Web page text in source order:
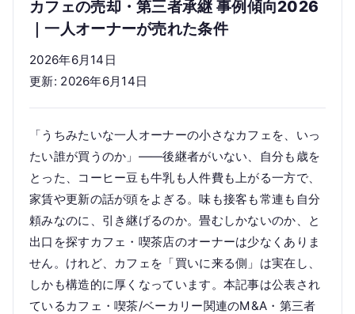
カフェの売却・第三者承継 事例傾向2026
｜一人オーナーが売れた条件
2026年6月14日
更新: 2026年6月14日
「うちみたいな一人オーナーの小さなカフェを、いっ
たい誰が買うのか」——後継者がいない、自分も歳を
とった、コーヒー豆も牛乳も人件費も上がる一方で、
家賃や更新の話が頭をよぎる。味も接客も常連も自分
頼みなのに、引き継げるのか。畳むしかないのか、と
出口を探すカフェ・喫茶店のオーナーは少なくありま
せん。けれど、カフェを「買いに来る側」は実在し、
しかも構造的に厚くなっています。本記事は公表され
ているカフェ・喫茶/ベーカリー関連のM&A・第三者